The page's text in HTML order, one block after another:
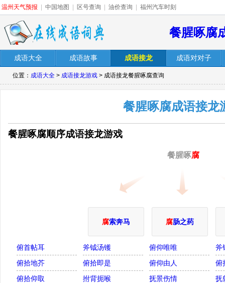
温州天气预报 中国地图 区号查询 油价查询 福州汽车时刻
餐腥啄腐
成语大全 成语故事 成语接龙 成语对对子
位置： 成语大全 > 成语接龙游戏 > 成语接龙餐腥啄腐查询
餐腥啄腐成语接龙
餐腥啄腐顺序成语接龙游戏
餐腥啄腐
腐索奔马 腐肠之药
俯首帖耳 斧钺汤镬 俯仰唯唯
斧
俯拾地芥
俯拾即是 俯仰由人
俯
俯拾仰取
拊背扼喉 抚景伤情
抚